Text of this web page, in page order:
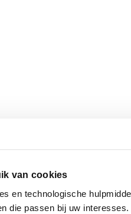
van cookies
en technologische
die passen bij uw